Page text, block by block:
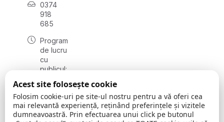
0374
918
685
Program
de lucru
cu
publicul:
08:00 -
16:30
, vineri:
08:00 -
Acest site folosește cookie
Folosim cookie-uri pe site-ul nostru pentru a vă oferi cea
mai relevantă experiență, reținând preferințele și vizitele
dumneavoastră. Prin efectuarea unui click pe butonul